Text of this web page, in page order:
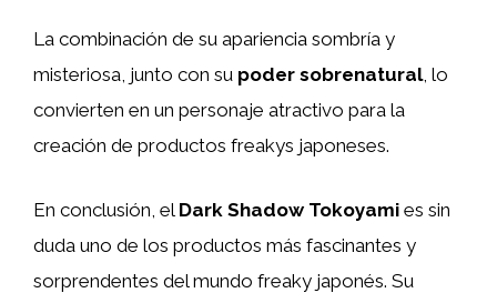
La combinación de su apariencia sombría y
misteriosa, junto con su poder sobrenatural, lo
convierten en un personaje atractivo para la
creación de productos freakys japoneses.
En conclusión, el Dark Shadow Tokoyami es sin
duda uno de los productos más fascinantes y
sorprendentes del mundo freaky japonés. Su